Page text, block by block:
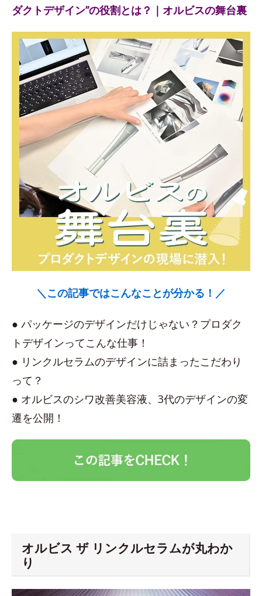
ダクトデザイン”の役割とは？｜オルビスの舞台裏
＼この記事ではこんなことが分かる！／
● パッケージのデザインだけじゃない？プロダク
トデザインってこんな仕事！
● リンクルセラムのデザインに詰まったこだわり
って？
● オルビスのシワ改善美容液、3代のデザインの変
遷を公開！
オルビス ザ リンクルセラムが丸わか
り